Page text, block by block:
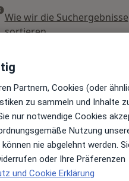
Wie wir die Suchergebnisse
sortieren
10 Aug 11 Aug
nicht verfügbar
senden
Partnern, Cookies (oder
zu sammeln und Inhalte
nur notwendige Cookies
Nutzung
nie abgelehnt werden.
oder Ihre Präferenzen
und Cookie Erklärung